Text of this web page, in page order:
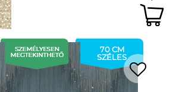
70 CM
SZÉLES